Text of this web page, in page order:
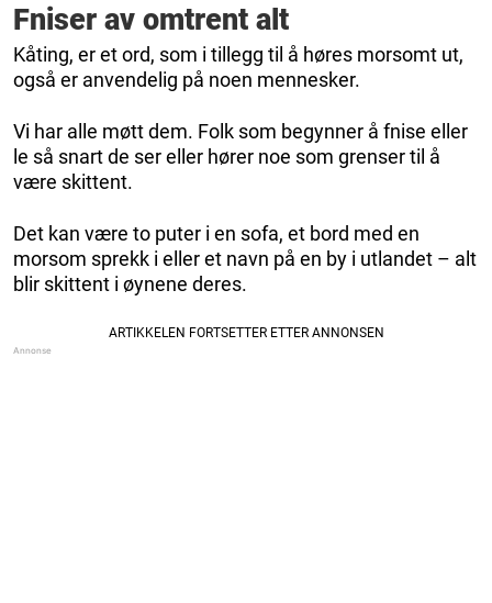
Fniser av omtrent alt
Kåting, er et ord, som i tillegg til å høres morsomt ut,
også er anvendelig på noen mennesker.
Vi har alle møtt dem. Folk som begynner å fnise eller
le så snart de ser eller hører noe som grenser til å
være skittent.
Det kan være to puter i en sofa, et bord med en
morsom sprekk i eller et navn på en by i utlandet – alt
blir skittent i øynene deres.